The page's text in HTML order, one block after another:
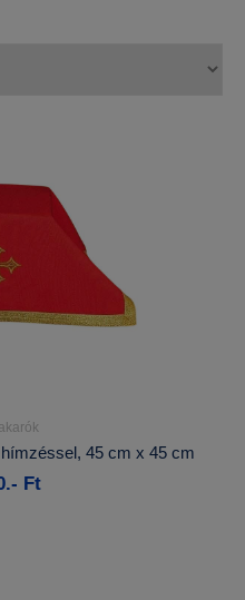
45 cm x 45 cm
Ft